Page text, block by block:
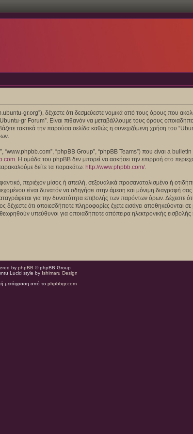
gr.org”), δέχεστε ότι δεσμεύεστε νομικά από τους όρους που
gr Forum”. Είναι πιθανόν να μεταβάλλουμε τους όρους
τακτικά την παρούσα σελίδα καθώς η συνεχιζόμενη χρήση του
“www.phpbb.com”, “phpBB Group”, “phpBB Teams”) που είναι a
. Η ομάδα του phpBB δεν μπορεί να ασκήσει την επιρροή στο
δείτε τα παρακάτω: http://www.phpbb.com/.
περιέχον μίσος ή απειλή, σεξουαλικά προσανατολισμένο ή
είναι δυνατόν να οδηγήσει στην άμεση και μόνιμη
για την δυνατότητα επιβολής των παρόντων όρων. Δέχεστε
δέχεστε ότι οποιεσδήποτε πληροφορίες έχετε εισάγει
υπεύθυνοι για οποιαδήποτε απόπειρα ηλεκτρονικής
by phpBB © phpBB Group
Lucid style by Ishimaru Design
μετάφραση από το phpbbgr.com